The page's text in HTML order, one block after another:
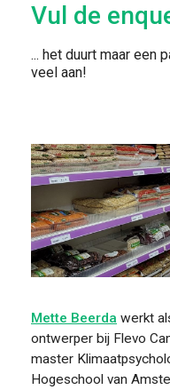
Vul de
... het duurt maar een
veel aan!
Mette Beerda werkt
ontwerper bij Flevo
master
Hogeschool van